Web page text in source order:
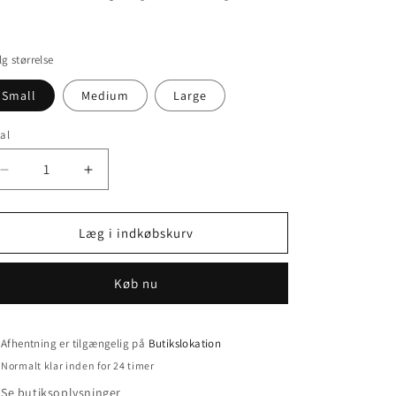
størrelse
Small Medium Large
Reducer
antallet
for
Øg
antallet
for
Legenet
Læg i indkøbskurv
Køb nu
Afhentning er tilgængelig på Butikslokation
Normalt klar inden for 24 timer
Se butiksoplysninger